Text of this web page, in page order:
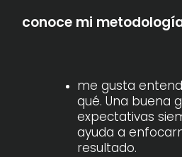
conoce mi
me gusta
qué. Una buena
expectativas
ayuda a
resultado.